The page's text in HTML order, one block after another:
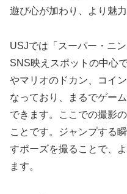
遊び心が加わり、より魅
USJでは「スーパー・ニ
SNS映えスポットの中心
やマリオのドカン、コイ
なっており、まるでゲー
できます。ここでの撮影
ことです。ジャンプする
すポーズを撮ることで、
ます。